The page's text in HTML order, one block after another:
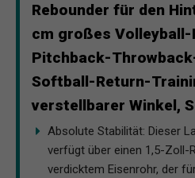
Rebounder für den
cm großes
Pitchback-
Softball-Return-
verstellbarer Winkel,
Absolute Stabilität: Dieser
verfügt über einen 1,5-Zoll-
verdicktem Eisenrohr, der